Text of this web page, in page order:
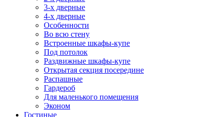
3-х дверные
4-х дверные
Особенности
Во всю стену
Встроенные шкафы-купе
Под потолок
Раздвижные шкафы-купе
Открытая секция посередине
Распашные
Гардероб
Для маленького помещения
Эконом
Гостиные